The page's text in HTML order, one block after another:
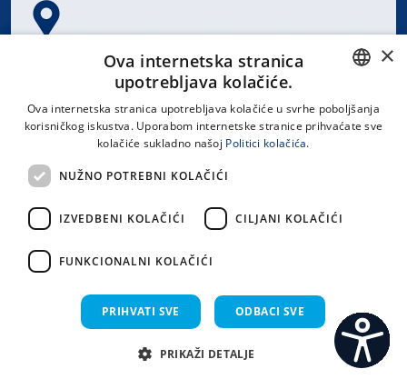
Spinčićeva 1, 21000 Split
LINKOVI
Uvjeti korištenja
CROATIAN
×
Ova internetska stranica
upotrebljava kolačiće.
Ova internetska stranica upotrebljava kolačiće u svrhe poboljšanja
korisničkog iskustva. Uporabom internetske stranice prihvaćate sve
kolačiće sukladno našoj Politici kolačića.
NUŽNO POTREBNI KOLAČIĆI
IZVEDBENI KOLAČIĆI CILJANI KOLAČIĆI
FUNKCIONALNI KOLAČIĆI
PRIHVATI SVE ODBACI SVE
PRIKAŽI DETALJE